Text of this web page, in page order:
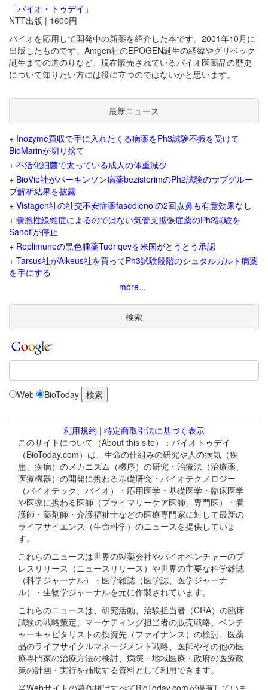
「バイオ・トゥデイ」
NTT出版 | 1600円
バイオを応用して開発中の新薬を紹介した本です。2001年10月に
出版したものです。Amgen社のEPOGEN誕生の経緯やグリベック
誕生までの道のりなど、現在販売されているバイオ医薬品の歴史
について知りたい方には役に立つのではないかと思います。
最新ニュース
+ Inozyme買収で手に入れたくる病薬をPh3試験不振を受けて
BioMarinが切り捨て
+ 不活化細菌で太っている成人の体重減少
+ BioVie社がパーキンソン病薬bezisterimのPh2試験のサブグルー
プ解析結果を披露
+ Vistagen社の社交不安症薬fasedienolの2回点鼻も有意効果なし
+ 嚢胞性線維症によるのではない気管支拡張症薬のPh2試験を
Sanofiが停止
+ Replimuneの黒色腫薬Tudriqevを米国がとうとう承認
+ Tarsus社がAlkeus社を買ってPh3試験段階のシュタルガルト病薬
を手にする
more...
検索
Web BioToday
利用規約 | 特定商取引法に基づく表示
このサイトについて（About this site）：バイオトゥデイ
（BioToday.com）は、生命の仕組みの研究や人の病気（疾
患、疾病）のメカニズム（機序）の研究・治療法（治療薬、
医療機器）の開発に携わる基礎研究・バイオテクノロジー
（バイオテック、バイオ）・応用医学・基礎医学・臨床医学
や医療に携わる医師（プライマリーケア医師、専門医）・看
護師・薬剤師・介護福祉士などの医療専門家に対して最新の
ライフサイエンス（生命科学）のニュースを提供していま
す。
これらのニュースは世界の製薬会社やバイオベンチャーのプ
レスリリース（ニュースリリース）や世界の主要な科学雑誌
（科学ジャーナル）・医学雑誌（医学誌、医学ジャーナ
ル）・生物学ジャーナルを元に作製されています。
これらのニュースは、研究活動、治験担当者（CRA）の臨床
試験の戦略策定、マーケティング担当者の販売戦略、ベンチ
ャーキャピタリストの投資先（ファイナンス）の検討、医薬
品のライフサイクルマネージメント戦略、医師やその他の医
療専門家の治療方法の検討、病院・地域医療・政府の医療政
策の計画・実行を補助する資料として利用できます。